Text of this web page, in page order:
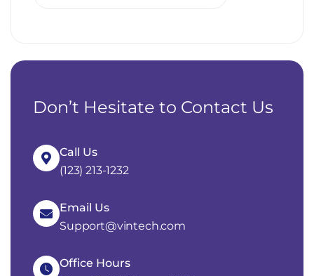
Don’t Hesitate to Contact Us
Call Us
(123) 213-1232
Email Us
Support@vintech.com
Office Hours